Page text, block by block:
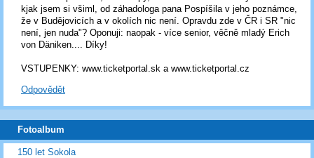
kjak jsem si všiml, od záhadologa pana Pospíšila v jeho poznámce,
že v Budějovicích a v okolích nic není. Opravdu zde v ČR i SR "nic
není, jen nuda"? Oponuji: naopak - více senior, věčně mladý Erich
von Däniken.... Díky!
VSTUPENKY: www.ticketportal.sk a www.ticketportal.cz
Odpovědět
Fotoalbum
150 let Sokola